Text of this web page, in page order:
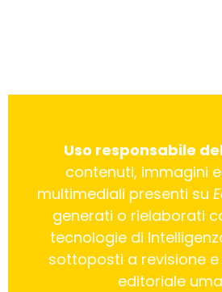
Uso responsabile
contenuti, immagini
multimediali presenti su
generati o rielaborati
tecnologie di
sottoposti a revisione
editoriale